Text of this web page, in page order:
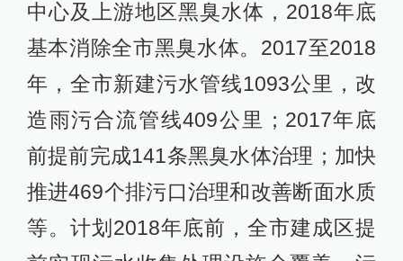
中心及上游地区黑臭水体，2018年底
基本消除全市黑臭水体。2017至2018
年，全市新建污水管线1093公里，改
造雨污合流管线409公里；2017年底
前提前完成141条黑臭水体治理；加快
推进469个排污口治理和改善断面水质
等。计划2018年底前，全市建成区提